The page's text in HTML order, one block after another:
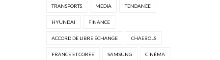
TRANSPORTS MEDIA TENDANCE
HYUNDAI FINANCE
ACCORD DE LIBRE ÉCHANGE CHAEBOLS
FRANCE ET CORÉE SAMSUNG CINÉMA